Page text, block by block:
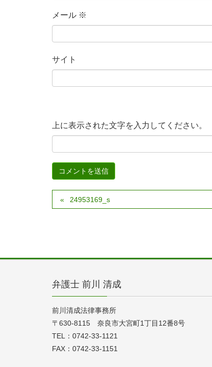
メール ※
サイト
上に表示された文字を入力してください。
24953169_s
弁護士 前川 清成
前川清成法律事務所
〒630-8115 奈良市大宮町1丁目12番8号
TEL：0742-33-1121
FAX：0742-33-1151